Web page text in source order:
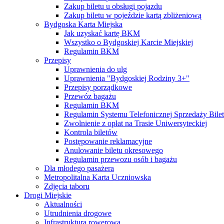
Zakup biletu u obsługi pojazdu
Zakup biletu w pojeździe kartą zbliżeniową
Bydgoska Karta Miejska
Jak uzyskać kartę BKM
Wszystko o Bydgoskiej Karcie Miejskiej
Regulamin BKM
Przepisy
Uprawnienia do ulg
Uprawnienia "Bydgoskiej Rodziny 3+"
Przepisy porządkowe
Przewóz bagażu
Regulamin BKM
Regulamin Systemu Telefonicznej Sprzedaży
Zwolnienie z opłat na Trasie Uniwersyteckiej
Kontrola biletów
Postępowanie reklamacyjne
Anulowanie biletu okresowego
Regulamin przewozu osób i bagażu
Dla młodego pasażera
Metropolitalna Karta Uczniowska
Zdjęcia taboru
Drogi Miejskie
Aktualności
Utrudnienia drogowe
Infrastruktura rowerowa